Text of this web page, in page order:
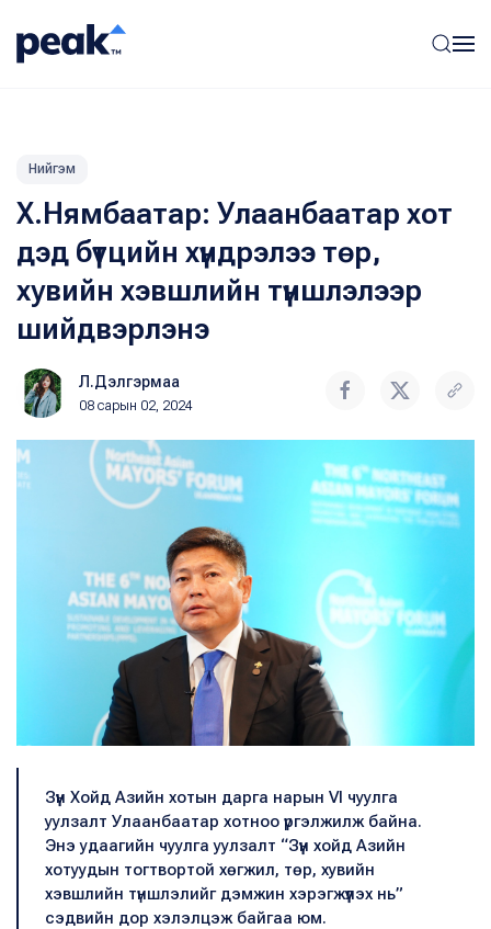
Нийгэм
Х.Нямбаатар: Улаанбаатар хот
дэд бүтцийн хүндрэлээ төр,
хувийн хэвшлийн түншлэлээр
шийдвэрлэнэ
Л.Дэлгэрмаа
08 сарын 02, 2024
Зүүн Хойд Азийн хотын дарга нарын VI чуулга
уулзалт Улаанбаатар хотноо үргэлжилж байна.
Энэ удаагийн чуулга уулзалт “Зүүн хойд Азийн
хотуудын тогтвортой хөгжил, төр, хувийн
хэвшлийн түншлэлийг дэмжин хэрэгжүүлэх нь”
сэдвийн дор хэлэлцэж байгаа юм.